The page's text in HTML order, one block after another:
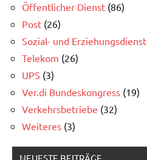
Öffentlicher Dienst (86)
Post (26)
Sozial- und Erziehungsdienst
Telekom (26)
UPS (3)
Ver.di Bundeskongress (19)
Verkehrsbetriebe (32)
Weiteres (3)